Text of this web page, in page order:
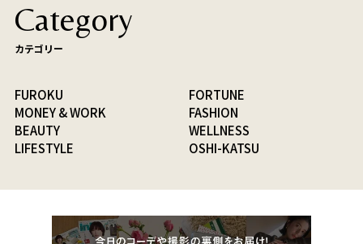
Category
カテゴリー
FUROKU
FORTUNE
MONEY & WORK
FASHION
BEAUTY
WELLNESS
LIFESTYLE
OSHI-KATSU